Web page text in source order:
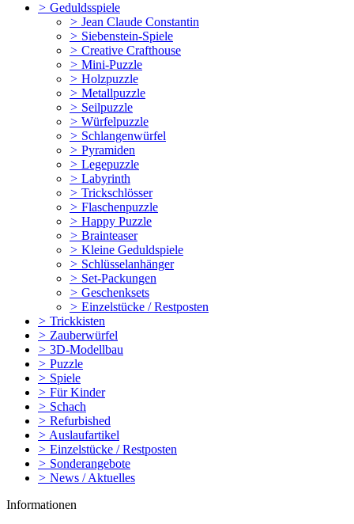
> Geduldsspiele
> Jean Claude Constantin
> Siebenstein-Spiele
> Creative Crafthouse
> Mini-Puzzle
> Holzpuzzle
> Metallpuzzle
> Seilpuzzle
> Würfelpuzzle
> Schlangenwürfel
> Pyramiden
> Legepuzzle
> Labyrinth
> Trickschlösser
> Flaschenpuzzle
> Happy Puzzle
> Brainteaser
> Kleine Geduldspiele
> Schlüsselanhänger
> Set-Packungen
> Geschenksets
> Einzelstücke / Restposten
> Trickkisten
> Zauberwürfel
> 3D-Modellbau
> Puzzle
> Spiele
> Für Kinder
> Schach
> Refurbished
> Auslaufartikel
> Einzelstücke / Restposten
> Sonderangebote
> News / Aktuelles
Informationen